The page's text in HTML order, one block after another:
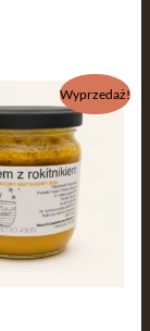
Wyprzedaż!
zł.
Aktualna
cena
wynosi:
29,99 zł.